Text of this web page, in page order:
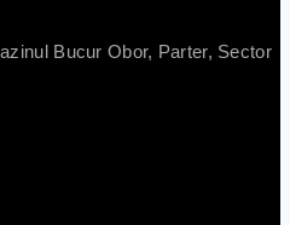
Bucur Obor, Parter, Sector